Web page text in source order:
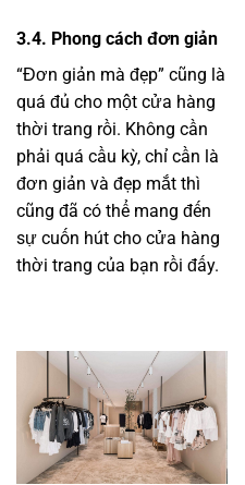
3.4. Phong cách đơn giản
“Đơn giản mà đẹp” cũng là
quá đủ cho một cửa hàng
thời trang rồi. Không cần
phải quá cầu kỳ, chỉ cần là
đơn giản và đẹp mắt thì
cũng đã có thể mang đến
sự cuốn hút cho cửa hàng
thời trang của bạn rồi đấy.